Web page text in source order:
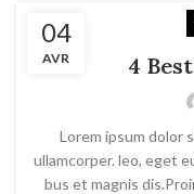
04
AVR 4
Lorem ipsum dolor
ullamcorper. leo, eget
bus et magnis